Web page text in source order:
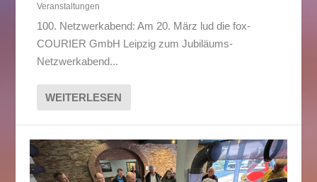
Veranstaltungen
100. Netzwerkabend: Am 20. März lud die fox-
COURIER GmbH Leipzig zum Jubiläums-
Netzwerkabend...
WEITERLESEN